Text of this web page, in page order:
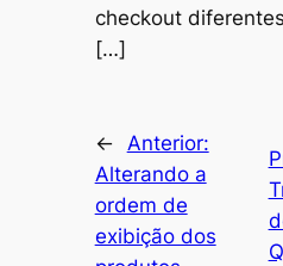
checkout
[…]
←
Anterior:
Alterando a
ordem de
exibição dos